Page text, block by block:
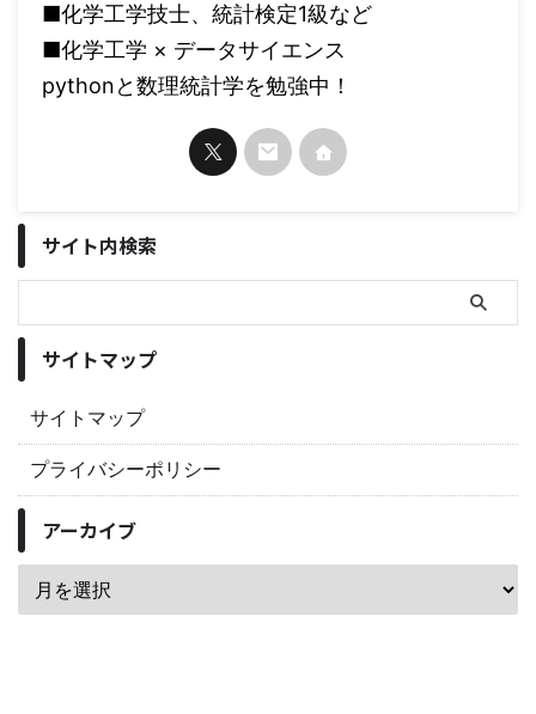
■化学工学技士、統計検定1級など
■化学工学 × データサイエンス
pythonと数理統計学を勉強中！
サイト内検索
サイトマップ
サイトマップ
プライバシーポリシー
アーカイブ